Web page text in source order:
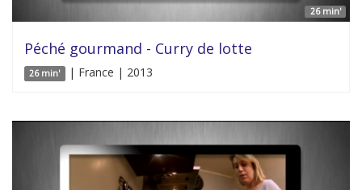
26 min'
Péché gourmand - Curry de lotte
26 min' | France | 2013